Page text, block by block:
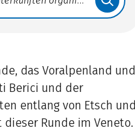
das Voralpenland und
Berici und der
entlang von Etsch und
Runde im Veneto.